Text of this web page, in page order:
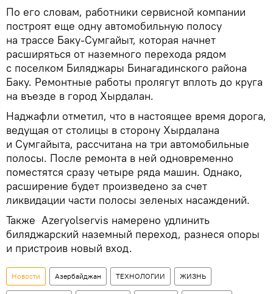
По его словам, работники сервисной компании
построят еще одну автомобильную полосу
на трассе Баку-Сумгайыт, которая начнет
расширяться от наземного перехода рядом
с поселком Биляджары Бинагадинского района
Баку. Ремонтные работы пролягут вплоть до круга
на въезде в город Хырдалан.
Наджафли отметил, что в настоящее время дорога,
ведущая от столицы в сторону Хырдалана
и Сумгайыта, рассчитана на три автомобильные
полосы. После ремонта в ней одновременно
поместятся сразу четыре ряда машин. Однако,
расширение будет произведено за счет
ликвидации части полосы зеленых насаждений.
Также Azeryolservis намерено удлинить
биляджарский наземный переход, разнеся опоры
и пристроив новый вход.
Новости Азербайджан ТЕХНОЛОГИИ ЖИЗНЬ